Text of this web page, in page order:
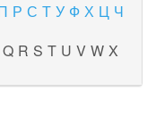
Р С Т У Ф Х Ц Ч
Q R S T U V W X